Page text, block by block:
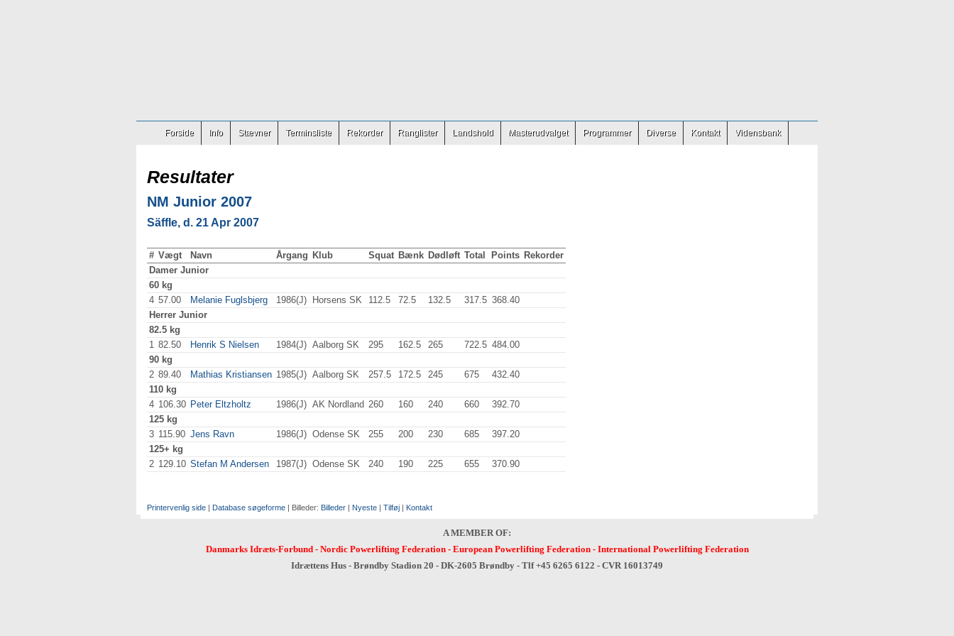
Forside Info Stævner Terminsliste Rekorder Ranglister Landshold Masterudvalget Programmer Diverse Kontakt Vidensbank
Resultater
NM Junior 2007
Säffle, d. 21 Apr 2007
# Vægt Navn Årgang Klub Squat Bænk Dødløft Total Points Rekorder
Damer Junior
60 kg
4 57.00 Melanie Fuglsbjerg 1986(J) Horsens SK 112.5 72.5 132.5 317.5 368.40
Herrer Junior
82.5 kg
1 82.50 Henrik S Nielsen 1984(J) Aalborg SK 295 162.5 265 722.5 484.00
90 kg
2 89.40 Mathias Kristiansen 1985(J) Aalborg SK 257.5 172.5 245 675
432.40
110 kg
4 106.30 Peter Eltzholtz 1986(J) AK Nordland 260 160 240 660
392.70
125 kg
3 115.90 Jens Ravn 1986(J) Odense SK 255 200 230 685
397.20
125+ kg
2 129.10 Stefan M Andersen 1987(J) Odense SK 240 190 225 655 370.90
Printervenlig side | Database søgeforme | Billeder: Billeder | Nyeste | Tilføj | Kontakt
A MEMBER OF:
Danmarks Idræts-Forbund- Nordic Powerlifting Federation- European Powerlifting Federation- International Powerlifting Federation
Idrættens Hus - Brøndby Stadion 20 - DK-2605 Brøndby - Tlf +45 6265 6122 - CVR 16013749